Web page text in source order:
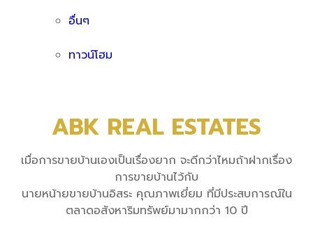
อื่นๆ
ทาวน์โฮม
ABK REAL ESTATES
เมื่อการขายบ้านเองเป็นเรื่องยาก จะดีกว่าไหมถ้าฝากเรื่อง
การขายบ้านไว้กับ
นายหน้ายขายบ้านอิสระ คุณภาพเยี่ยม ที่มีประสบการณ์ใน
ตลาดอสังหาริมทรัพย์มามากกว่า 10 ปี